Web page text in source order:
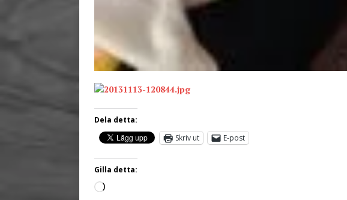
Dela detta:
Skriv ut
E-post
Gilla detta: